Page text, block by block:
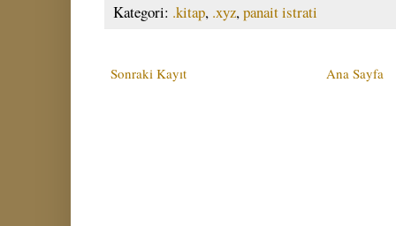
Kategori: .kitap, .xyz,panait istrati
Sonraki Kayıt Ana Sayfa